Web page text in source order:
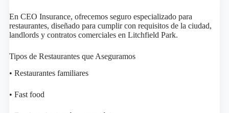
En CEO Insurance, ofrecemos seguro especializado para
restaurantes, diseñado para cumplir con requisitos de la ciudad,
landlords y contratos comerciales en Litchfield Park.
Tipos de Restaurantes que Aseguramos
• Restaurantes familiares
• Fast food